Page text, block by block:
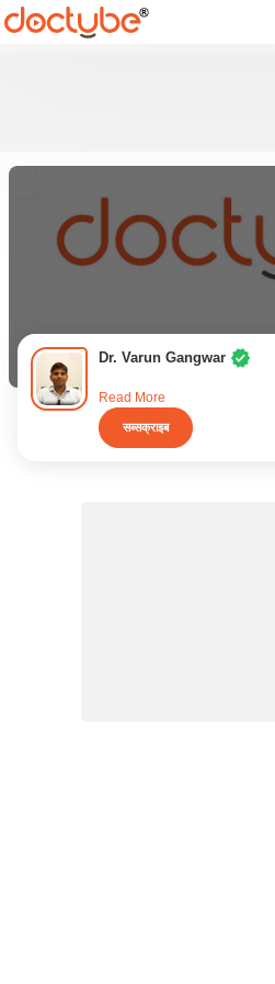
Dr. Varun Gangwar
Read More
सब्सक्राइब